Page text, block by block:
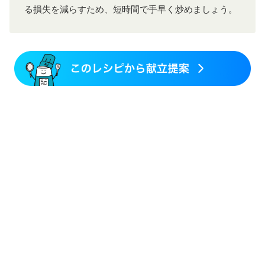
る損失を減らすため、短時間で手早く炒めましょう。